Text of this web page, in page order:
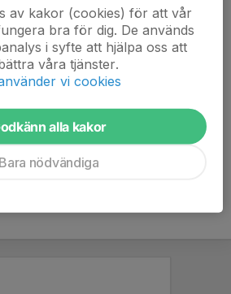
så kan inte avanmäla sig och
av kakor (cookies) för att vår
bra för dig. De används
i syfte att hjälpa oss att
våra tjänster.
vi cookies
alla kakor
Bara nödvändiga